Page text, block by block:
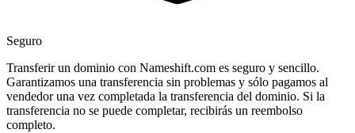
Seguro
Transferir un dominio con Nameshift.com es seguro y sencillo.
Garantizamos una transferencia sin problemas y sólo pagamos al
vendedor una vez completada la transferencia del dominio. Si la
transferencia no se puede completar, recibirás un reembolso
completo.